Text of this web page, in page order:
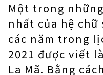
Một trong
nhất của hệ chữ
các năm trong
2021 được viết
La Mã. Bằng